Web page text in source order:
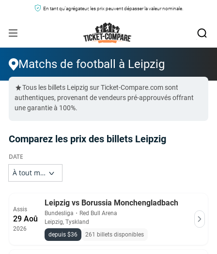
En tant qu'agrégateur, les prix peuvent dépasser la valeur nominale.
Matchs de football à Leipzig
Tous les billets Leipzig sur Ticket-Compare.com sont
authentiques, provenant de vendeurs pré-approuvés offrant
une garantie à 100%.
Comparez les prix des billets Leipzig
Assis
29 Aoû
2026
Leipzig vs Borussia Monchengladbach
Bundesliga ・ Red Bull Arena
Leipzig, Tyskland
depuis $36
261 billets disponibles